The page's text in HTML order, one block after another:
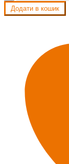
Додати в кошик